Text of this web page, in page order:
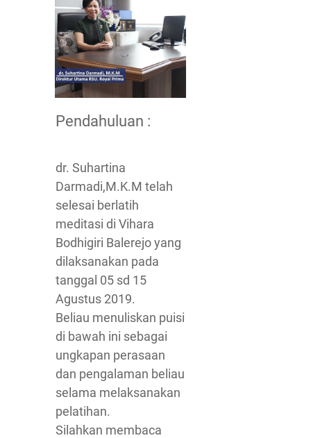
Pendahuluan :
dr. Suhartina
Darmadi,M.K.M telah
selesai berlatih
meditasi di Vihara
Bodhigiri Balerejo yang
dilaksanakan pada
tanggal 05 sd 15
Agustus 2019.
Beliau menuliskan puisi
di bawah ini sebagai
ungkapan perasaan
dan pengalaman beliau
selama melaksanakan
pelatihan.
Silahkan membaca